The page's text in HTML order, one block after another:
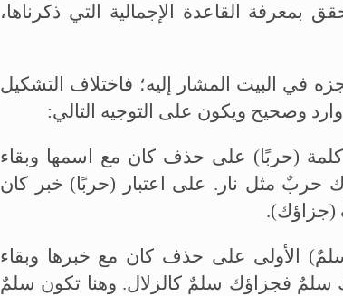
بمعرفة القاعدة الإجمالية التي ذكرناها،
في البيت المشار إليه؛ فاختلاف التشكيل
وصحيح ويكون على التوجيه التالي:
(حربًا) على حذف كان مع اسمها وبقاء
حربٌ مثل نار. على اعتبار (حربًا) خبر كان
(جزاؤك).
الأولى على حذف كان مع خبرها وبقاء
سلمٌ فجزاؤك سلمٌ كالزلال. وهنا تكون سلمٌ